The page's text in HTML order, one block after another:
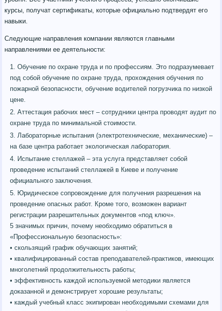
курсы, получат сертификаты, которые официально подтвердят его
навыки.
Следующие направления компании являются главными
направлениями ее деятельности:
Обучение по охране труда и по профессиям. Это подразумевает
под собой обучение по охране труда, прохождения обучения по
пожарной безопасности, обучение водителей погрузчика по низкой
цене.
Аттестация рабочих мест – сотрудники центра проводят аудит по
охране труда по минимальной стоимости.
Лабораторные испытания (электротехнические, механические) –
на базе центра работает экологическая лаборатория.
Испытание стеллажей – эта услуга представляет собой
проведение испытаний стеллажей в Киеве и получение
официального заключения.
Юридическое сопровождение для получения разрешения на
проведение опасных работ. Кроме того, возможен вариант
регистрации разрешительных документов «под ключ».
5 значимых причин, почему необходимо обратиться в
«Профессиональную безопасность»:
• скользящий график обучающих занятий;
• квалифицированный состав преподавателей-практиков, имеющих
многолетний продолжительность работы;
• эффективность каждой используемой методики является
доказанной и демонстрирует хорошие результаты;
• каждый учебный класс экипирован необходимыми схемами для